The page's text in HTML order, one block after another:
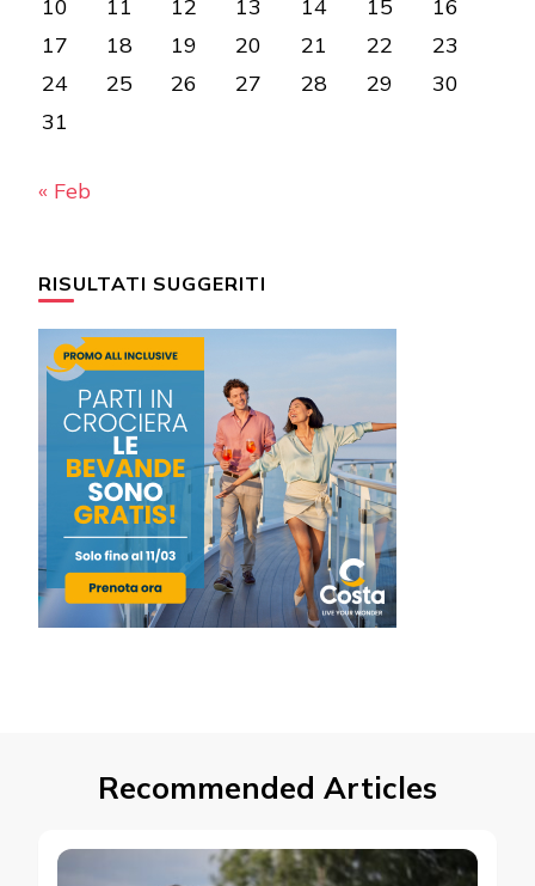
10 11 12 13 14 15
16
17
18 19 20 21 22
23
24
25 26 27 28 29
30
31
« Feb
RISULTATI SUGGERITI
Recommended Articles